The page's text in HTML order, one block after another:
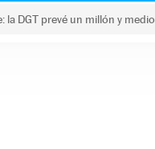
la DGT prevé un millón y